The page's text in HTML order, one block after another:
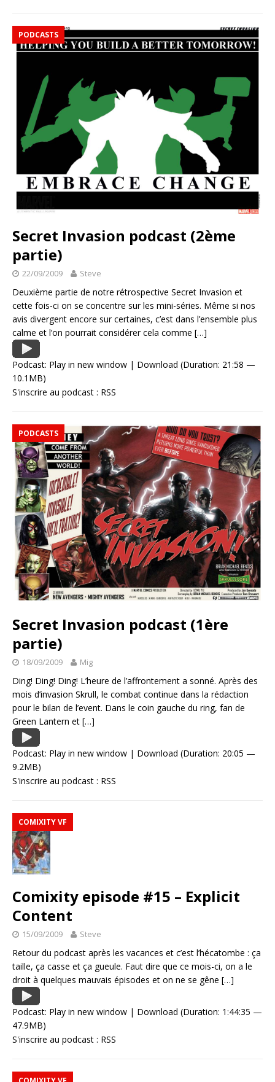
PODCASTS
Secret Invasion podcast (2ème
partie)
22/09/2009 Steve
Deuxième partie de notre rétrospective Secret Invasion et
cette fois-ci on se concentre sur les mini-séries. Même si nos
avis divergent encore sur certaines, c’est dans l’ensemble plus
calme et l’on pourrait considérer cela comme […]
Podcast: Play in new window | Download (Duration: 21:58 —
10.1MB)
S'inscrire au podcast : RSS
PODCASTS
Secret Invasion podcast (1ère
partie)
18/09/2009 Mig
Ding! Ding! Ding! L’heure de l’affrontement a sonné. Après des
mois d’invasion Skrull, le combat continue dans la rédaction
pour le bilan de l’event. Dans le coin gauche du ring, fan de
Green Lantern et […]
Podcast: Play in new window | Download (Duration: 20:05 —
9.2MB)
S'inscrire au podcast : RSS
COMIXITY VF
Comixity episode #15 – Explicit
Content
15/09/2009 Steve
Retour du podcast après les vacances et c’est l’hécatombe : ça
taille, ça casse et ça gueule. Faut dire que ce mois-ci, on a le
droit à quelques mauvais épisodes et on ne se gêne […]
Podcast: Play in new window | Download (Duration: 1:44:35 —
47.9MB)
S'inscrire au podcast : RSS